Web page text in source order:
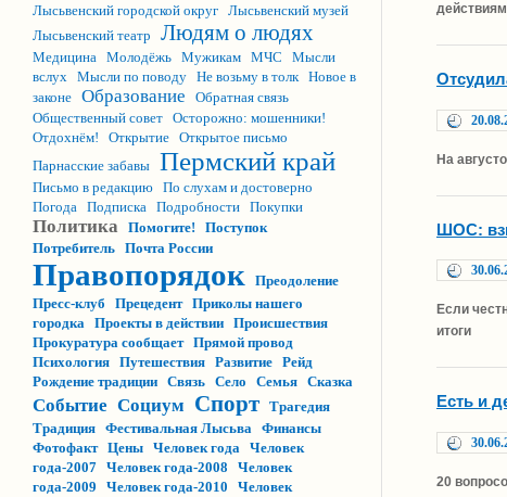
Лысьвенский городской округ Лысьвенский музей
Лысьвенский театр
Людям о людях
Медицина Молодёжь Мужикам МЧС
Мысли
вслух Мысли по поводу Не возьму в толк Новое в
законе Образование
Обратная связь
Общественный совет Осторожно: мошенники!
Отдохнём!
Открытие Открытое письмо
Парнасские забавы Пермский край
Письмо в редакцию По слухам и достоверно
Погода Подписка Подробности Покупки
Политика Помогите!
Поступок
Потребитель Почта России
Правопорядок
Преодоление
Пресс-клуб
Прецедент Приколы нашего
городка Проекты в действии Происшествия
Прокуратура сообщает Прямой провод
Психология Путешествия Развитие Рейд
Рождение традиции Связь Село Семья Сказка
Событие Социум Спорт Трагедия
Традиция Фестивальная Лысьва Финансы
Фотофакт Цены Человек года Человек
года-2007 Человек года-2008
Человек
года-2009
Человек года-2010
Человек
На
ШОС:
Если
итоги
Есть и
20